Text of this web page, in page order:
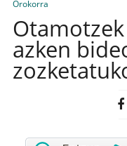
Orokorra
azken